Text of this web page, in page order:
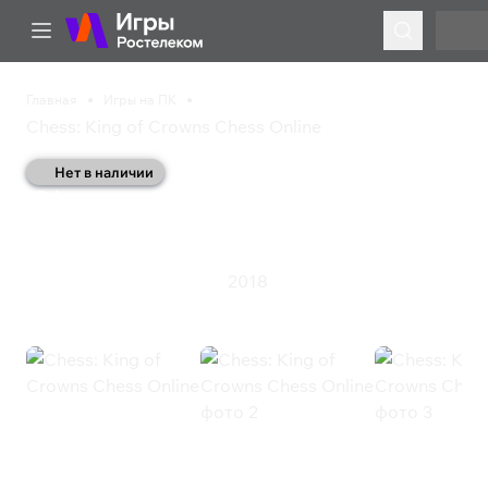
Нет в наличии
Chess: King of Crowns